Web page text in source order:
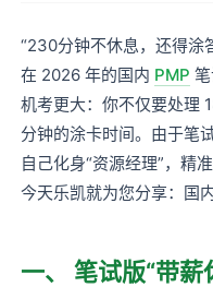
“230分钟不休息，还得涂
在 2026 年的国内 PMP
机考更大：你不仅要处理
分钟的涂卡时间。由于笔
自己化身“资源经理”，精
今天乐凯就为您分享：国
一、 笔试版“带薪